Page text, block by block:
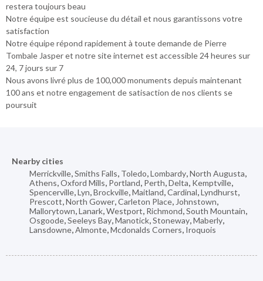
restera toujours beau
Notre équipe est soucieuse du détail et nous garantissons votre
satisfaction
Notre équipe répond rapidement à toute demande de Pierre
Tombale Jasper et notre site internet est accessible 24 heures sur
24, 7 jours sur 7
Nous avons livré plus de 100,000 monuments depuis maintenant
100 ans et notre engagement de satisaction de nos clients se
poursuit
Nearby cities
Merrickville,Smiths Falls, Toledo,Lombardy,North Augusta,
Athens,Oxford Mills, Portland, Perth,Delta, Kemptville,
Spencerville,Lyn,Brockville,Maitland,Cardinal,Lyndhurst,
Prescott,North Gower,Carleton Place, Johnstown,
Mallorytown,Lanark,Westport, Richmond,South Mountain,
Osgoode,Seeleys Bay,Manotick,Stoneway,Maberly,
Lansdowne,Almonte,Mcdonalds Corners, Iroquois